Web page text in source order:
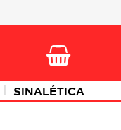
| SINALÉTICA